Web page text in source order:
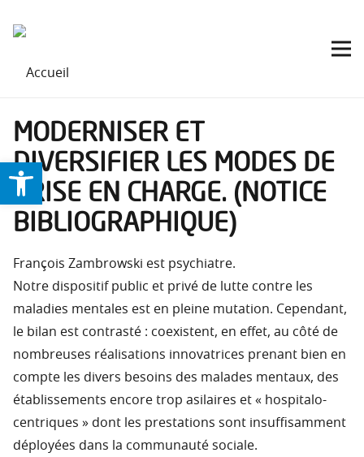
MODERNISER ET
DIVERSIFIER LES MODES DE
PRISE EN CHARGE. (NOTICE
BIBLIOGRAPHIQUE)
François Zambrowski est psychiatre.
Notre dispositif public et privé de lutte contre les
maladies mentales est en pleine mutation. Cependant,
le bilan est contrasté : coexistent, en effet, au côté de
nombreuses réalisations innovatrices prenant bien en
compte les divers besoins des malades mentaux, des
établissements encore trop asilaires et « hospitalo-
centriques » dont les prestations sont insuffisamment
déployées dans la communauté sociale.
Ouvrir la barre d’outils